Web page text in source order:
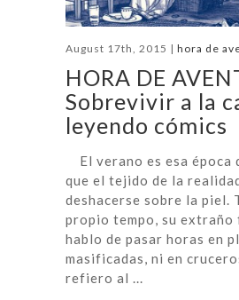
August 17th, 2015 | hora de
HORA DE
Sobrevivir a la
leyendo cómics
El verano es esa época
que el tejido de la
deshacerse sobre la piel.
propio tempo, su extraño
hablo de pasar horas en
masificadas, ni en
refiero al ...